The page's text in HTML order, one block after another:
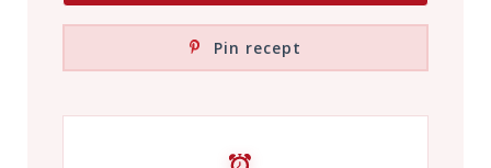
Pin recept